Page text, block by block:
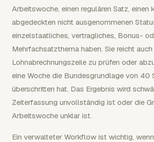
Arbeitswoche, einen regulären Satz, einen
abgedeckten nicht ausgenommenen
einzelstaatliches, vertragliches, Bonus-
Mehrfachsatzthema haben. Sie reicht
Lohnabrechnungszeile zu prüfen oder
eine Woche die Bundesgrundlage von 40
überschritten hat. Das Ergebnis wird
Zeiterfassung unvollständig ist oder die
Arbeitswoche unklar ist.
Ein verwalteter Workflow ist wichtig,